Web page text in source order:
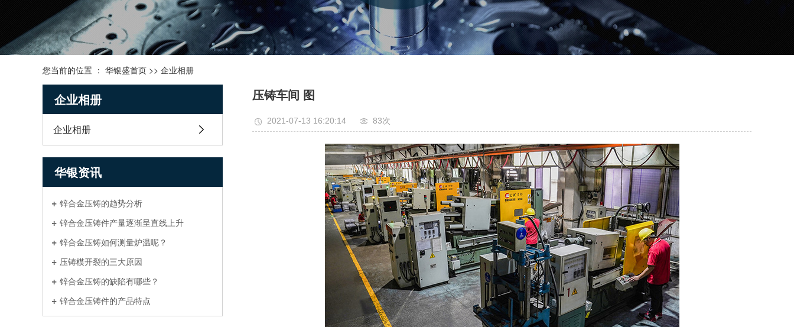
您当前的位置 ： 华银盛首页 >> 企业相册
企业相册
企业相册
华银资讯
锌合金压铸的趋势分析
锌合金压铸件产量逐渐呈直线上升
锌合金压铸如何测量炉温呢？
压铸模开裂的三大原因
锌合金压铸的缺陷有哪些？
锌合金压铸件的产品特点
压铸车间 图
2021-07-13 16:20:14 83次